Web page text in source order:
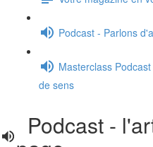
Podcast - Parlons
Masterclass
de sens
Podcast -